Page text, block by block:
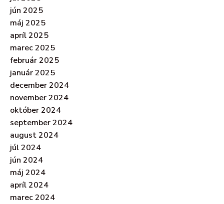
jún 2025
máj 2025
apríl 2025
marec 2025
február 2025
január 2025
december 2024
november 2024
október 2024
september 2024
august 2024
júl 2024
jún 2024
máj 2024
apríl 2024
marec 2024